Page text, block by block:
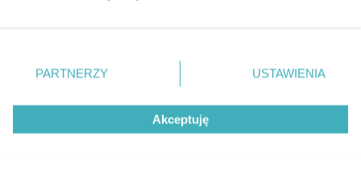
© 2026 Grupa ZPR Media
zmienić/wycofać klikając przycisk ustawień prywatności
znajdujący się w lewym dolnym rogu strony
rodzaje przetwarzania danych nie wymagają zgody
użytkownika, ale masz prawo sprzeciwić się takiemu
przetwarzaniu. Preferencje będą miały zastosowanie tylko
PARTNERZY USTAWIENIA
Akceptuję